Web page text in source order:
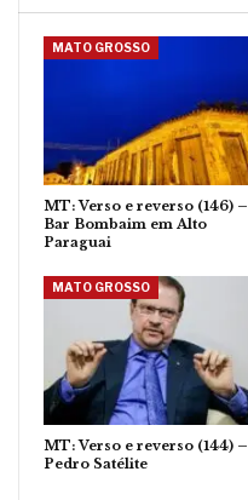
MATO GROSSO
MT: Verso e reverso (146) –
Bar Bombaim em Alto
Paraguai
MATO GROSSO
MT: Verso e reverso (144) –
Pedro Satélite